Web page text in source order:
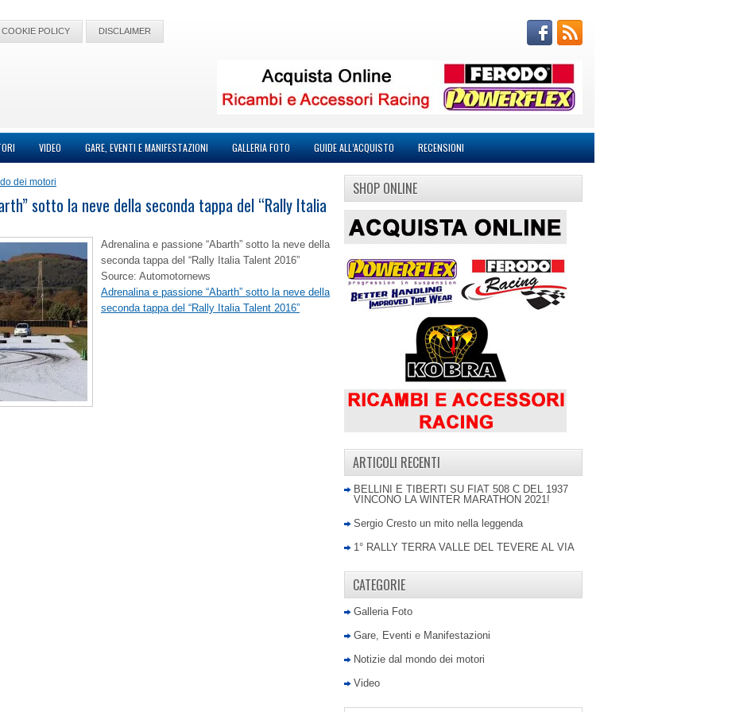
COOKIE POLICY DISCLAIMER
VIDEO GARE, EVENTI E MANIFESTAZIONI GALLERIA FOTO GUIDE ALL’ACQUISTO RECENSIONI
dei motori
sotto la neve della seconda tappa del “Rally Italia
Adrenalina e passione “Abarth” sotto la neve della
seconda tappa del “Rally Italia Talent 2016”
Source: Automotornews
Adrenalina e passione “Abarth” sotto la neve della
seconda tappa del “Rally Italia Talent 2016”
SHOP ONLINE
ARTICOLI RECENTI
BELLINI E TIBERTI SU FIAT 508 C DEL 1937
VINCONO LA WINTER MARATHON 2021!
Sergio Cresto un mito nella leggenda
1° RALLY TERRA VALLE DEL TEVERE AL VIA
CATEGORIE
Galleria Foto
Gare, Eventi e Manifestazioni
Notizie dal mondo dei motori
Video